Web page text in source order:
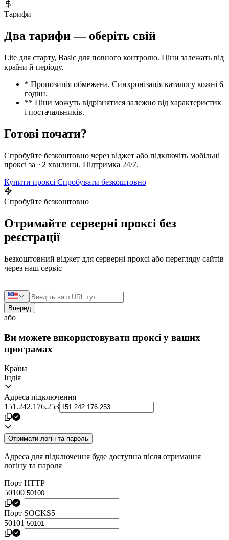
Тарифи
Два тарифи — оберіть свій
Lite для старту, Basic для повного контролю. Ціни залежать від
країни й періоду.
* Пропозиція обмежена. Синхронізація каталогу кожні 6
годин.
** Ціни можуть відрізнятися залежно від характеристик
і постачальників.
Готові почати?
Спробуйте безкоштовно через віджет або підключіть мобільні
проксі за ~2 хвилини. Підтримка 24/7.
Купити проксі Спробувати безкоштовно
Спробуйте безкоштовно
Отримайте серверні проксі без
реєстрації
Безкоштовний віджет для серверні проксі або перегляду сайтів
через наш сервіс
Вперед
або
Ви можете використовувати проксі у ваших
програмах
Країна
Індія
Адреса підключення
151.242.176.253
Отримати логін та пароль
Адреса для підключення буде доступна після отримання
логіну та пароля
Порт HTTP
50100
Порт SOCKS5
50101